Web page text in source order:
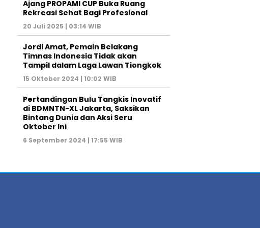
Ajang PROPAMI CUP Buka Ruang
Rekreasi Sehat Bagi Profesional
20 Juli 2025 | 03:14 WIB
Jordi Amat, Pemain Belakang
Timnas Indonesia Tidak akan
Tampil dalam Laga Lawan Tiongkok
15 Oktober 2024 | 10:02 WIB
Pertandingan Bulu Tangkis Inovatif
di BDMNTN-XL Jakarta, Saksikan
Bintang Dunia dan Aksi Seru
Oktober Ini
6 September 2024 | 17:55 WIB